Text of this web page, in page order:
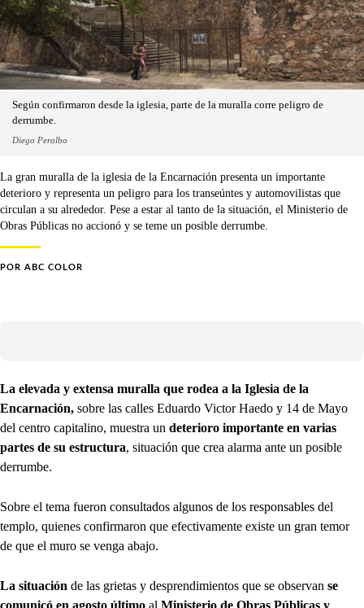
Según confirmaron desde la iglesia, parte de la muralla corre peligro de
derrumbe.
Diego Peralbo
La gran muralla de la iglesia de la Encarnación presenta un importante
deterioro y representa un peligro para los transeúntes y automovilistas que
circulan a su alrededor. Pese a estar al tanto de la situación, el Ministerio de
Obras Públicas no accionó y se teme un posible derrumbe.
POR ABC COLOR
La elevada y extensa muralla que rodea a la Iglesia de la
Encarnación, sobre las calles Eduardo Victor Haedo y 14 de Mayo
del centro capitalino, muestra un deterioro importante en varias
partes de su estructura, situación que crea alarma ante un posible
derrumbe.
Sobre el tema fueron consultados algunos de los responsables del
templo, quienes confirmaron que efectivamente existe un gran temor
de que el muro se venga abajo.
La situación de las grietas y desprendimientos que se observan se